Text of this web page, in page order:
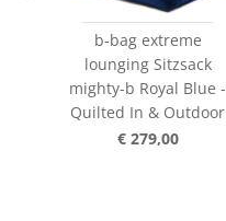
b-bag extreme
lounging Sitzsack
mighty-b Royal Blue -
Quilted In & Outdoor
€ 279,00